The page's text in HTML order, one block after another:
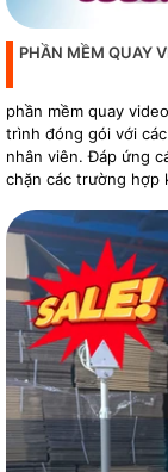
PHẦN MỀM QUAY
phần mềm quay
trình đóng gói với
nhân viên. Đáp ứng
chặn các trường hợp